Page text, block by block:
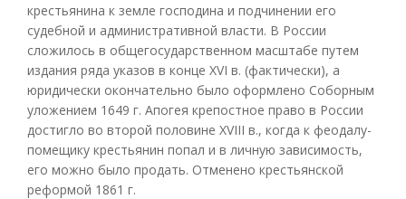
крестьянина к земле господина и подчинении его
судебной и административной власти. В России
сложилось в общегосударственном масштабе путем
издания ряда указов в конце XVI в. (фактически), а
юридически окончательно было оформлено Соборным
уложением 1649 г. Апогея крепостное право в России
достигло во второй половине XVIII в., когда к феодалу-
помещику крестьянин попал и в личную зависимость,
его можно было продать. Отменено крестьянской
реформой 1861 г.